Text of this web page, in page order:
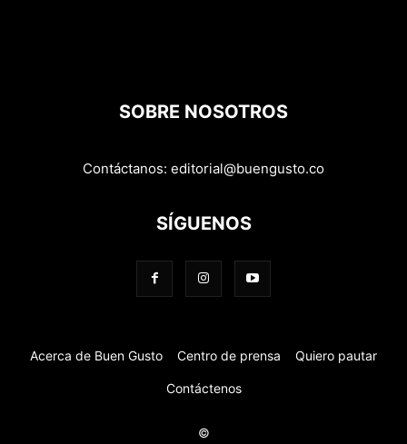
SOBRE NOSOTROS
Contáctanos: editorial@buengusto.co
SÍGUENOS
Acerca de Buen Gusto Centro de prensa Quiero pautar
Contáctenos
©